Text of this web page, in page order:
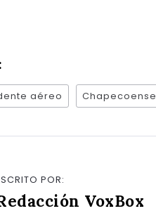
aéreo Chapecoense
POR:
VoxBox